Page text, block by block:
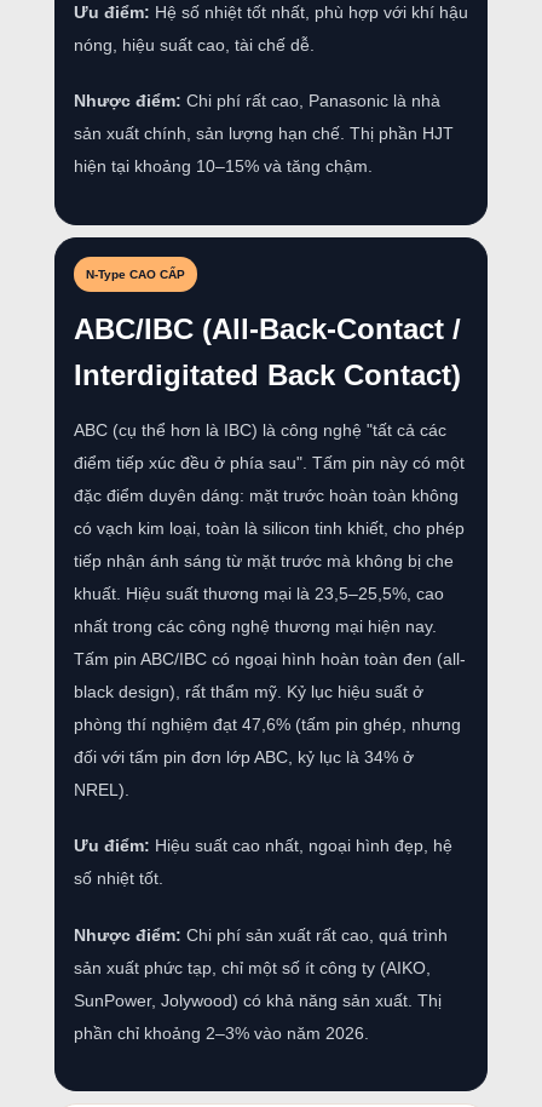
Ưu điểm: Hệ số nhiệt tốt nhất, phù hợp với khí hậu
nóng, hiệu suất cao, tài chế dễ.
Nhược điểm: Chi phí rất cao, Panasonic là nhà
sản xuất chính, sản lượng hạn chế. Thị phần HJT
hiện tại khoảng 10–15% và tăng chậm.
N-Type CAO CẤP
ABC/IBC (All-Back-Contact /
Interdigitated Back Contact)
ABC (cụ thể hơn là IBC) là công nghệ "tất cả các
điểm tiếp xúc đều ở phía sau". Tấm pin này có một
đặc điểm duyên dáng: mặt trước hoàn toàn không
có vạch kim loại, toàn là silicon tinh khiết, cho phép
tiếp nhận ánh sáng từ mặt trước mà không bị che
khuất. Hiệu suất thương mại là 23,5–25,5%, cao
nhất trong các công nghệ thương mại hiện nay.
Tấm pin ABC/IBC có ngoại hình hoàn toàn đen (all-
black design), rất thẩm mỹ. Kỷ lục hiệu suất ở
phòng thí nghiệm đạt 47,6% (tấm pin ghép, nhưng
đối với tấm pin đơn lớp ABC, kỷ lục là 34% ở
NREL).
Ưu điểm: Hiệu suất cao nhất, ngoại hình đẹp, hệ
số nhiệt tốt.
Nhược điểm: Chi phí sản xuất rất cao, quá trình
sản xuất phức tạp, chỉ một số ít công ty (AIKO,
SunPower, Jolywood) có khả năng sản xuất. Thị
phần chỉ khoảng 2–3% vào năm 2026.